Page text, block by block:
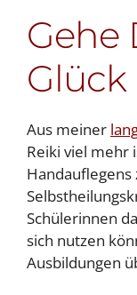
Gehe
Aus meiner
Reiki viel mehr
Schülerinnen
sich nutzen
Ausbildungen